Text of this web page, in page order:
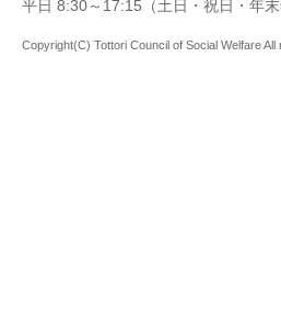
平日 8:30～17:15（土日・祝日・年
Copyright(C) Tottori Council of Social Welfare All